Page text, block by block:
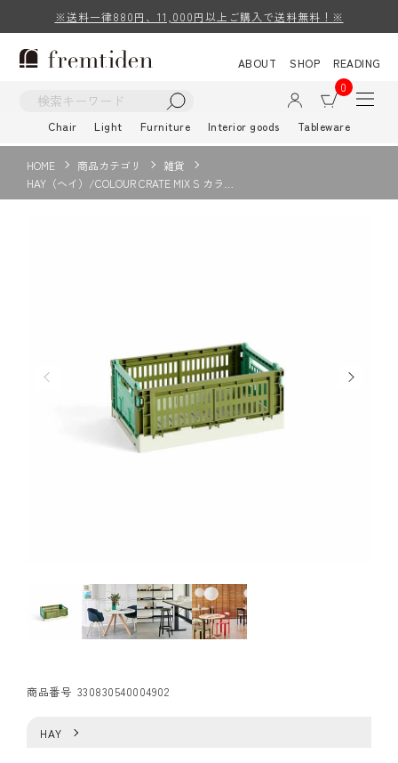
※送料一律880円、11,000円以上ご購入で送料無料！※
ABOUT SHOP
READING
0
Chair Light Furniture Interior goods Tableware
HOME 商品カテゴリ
雑貨
HAY（ヘイ）/COLOUR CRATE MIX S カラ…
商品番号 330830540004902
HAY